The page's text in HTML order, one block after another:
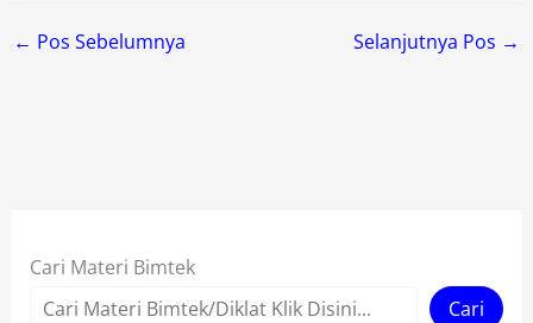
← Pos Sebelumnya Selanjutnya Pos →
Cari Materi Bimtek
Cari